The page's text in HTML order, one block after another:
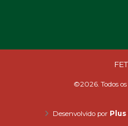
©2026. Todos
Desenvolvido por